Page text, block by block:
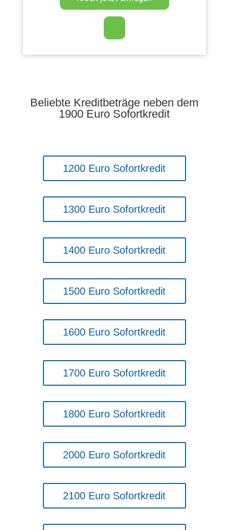
Beliebte Kreditbeträge neben dem
1900 Euro Sofortkredit
1200 Euro Sofortkredit
1300 Euro Sofortkredit
1400 Euro Sofortkredit
1500 Euro Sofortkredit
1600 Euro Sofortkredit
1700 Euro Sofortkredit
1800 Euro Sofortkredit
2000 Euro Sofortkredit
2100 Euro Sofortkredit